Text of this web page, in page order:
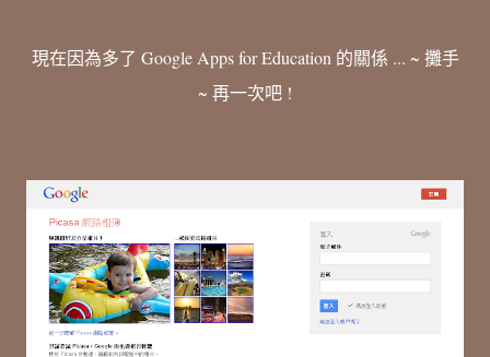
現在因為多了 Google Apps for Education 的關係 ... ~ 攤手
~ 再一次吧 !